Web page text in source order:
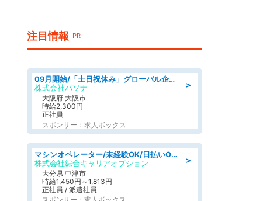
注目情報 PR
＞
09月開始/「土日祝休み」グローバル企業での産業保健のお仕事/保健師/高時給/残業なし/服装自由
株式会社パソナ
大阪府 大阪市
時給2,300円
正社員
スポンサー：求人ボックス
＞
マシンオペレーター/未経験OK/日払いOK/交替制/20・30・40代活躍中/製造 工場
株式会社綜合キャリアオプション
大分県 中津市
時給1,450円～1,813円
正社員 / 派遣社員